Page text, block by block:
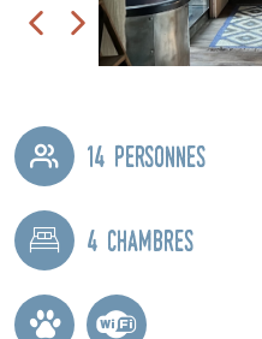
14 personnes
4 chambres